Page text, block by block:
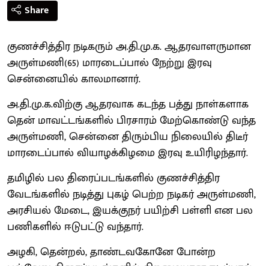
Share
குணச்சித்திர நடிகரும் அ.தி.மு.க. ஆதரவாளருமான
அருள்மணி(65) மாரடைப்பால் நேற்று இரவு
சென்னையில் காலமானார்.
அ.தி.மு.க.விற்கு ஆதரவாக கடந்த பத்து நாள்களாக
தென் மாவட்டங்களில் பிரசாரம் மேற்கொண்டு வந்த
அருள்மணி, சென்னை திரும்பிய நிலையில் திடீர்
மாரடைப்பால் வியாழக்கிழமை இரவு உயிரிழந்தார்.
தமிழில் பல திரைப்படங்களில் குணச்சித்திர
வேடங்களில் நடித்து புகழ் பெற்ற நடிகர் அருள்மணி,
அரசியல் மேடை, இயக்குநர் பயிற்சி பள்ளி என பல
பணிகளில் ஈடுபட்டு வந்தார்.
அழகி, தென்றல், தாண்டவகோனே போன்ற